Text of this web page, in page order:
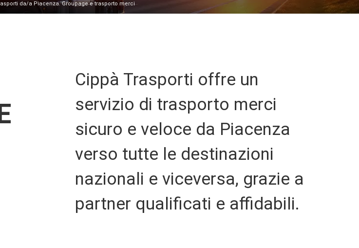
da/a Piacenza. Groupage e trasporto merci
Cippà Trasporti offre un
servizio di trasporto merci
sicuro e veloce da Piacenza
verso tutte le destinazioni
nazionali e viceversa, grazie a
partner qualificati e affidabili.